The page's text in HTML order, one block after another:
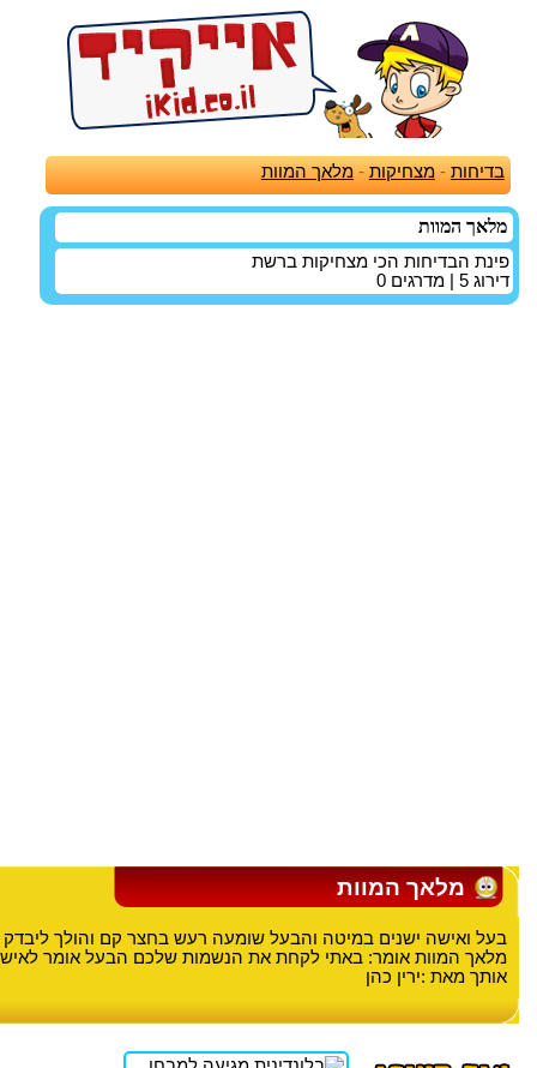
בדיחות -מצחיקות -מלאך המוות
מלאך המוות
פינת הבדיחות הכי מצחיקות ברשת
דירוג 5 | מדרגים 0
מלאך המוות
בעל ואישה ישנים במיטה והבעל שומעה רעש בחצר קם והולך
מלאך המוות אומר: באתי לקחת את הנשמות שלכם הבעל אומר
אותך מאת :ירין כהן